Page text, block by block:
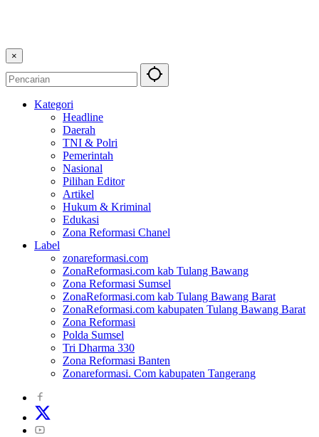
×
Kategori
Headline
Daerah
TNI & Polri
Pemerintah
Nasional
Pilihan Editor
Artikel
Hukum & Kriminal
Edukasi
Zona Reformasi Chanel
Label
zonareformasi.com
ZonaReformasi.com kab Tulang Bawang
Zona Reformasi Sumsel
ZonaReformasi.com kab Tulang Bawang Barat
ZonaReformasi.com kabupaten Tulang Bawang Barat
Zona Reformasi
Polda Sumsel
Tri Dharma 330
Zona Reformasi Banten
Zonareformasi. Com kabupaten Tangerang